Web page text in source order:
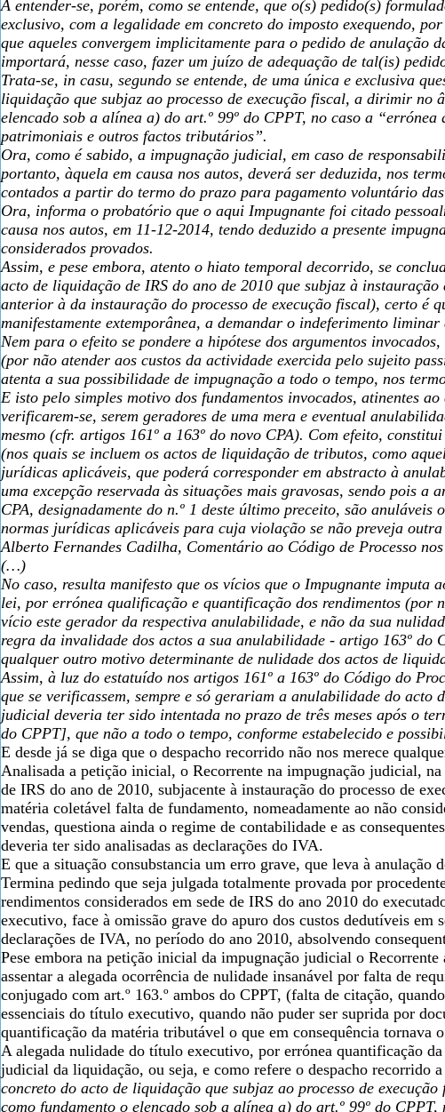
A entender-se, porém, como se entende, que o(s) pedido(s)
exclusivo, com a legalidade em concreto do imposto exequendo,
que aqueles convergem implicitamente para o pedido de anulação
importará, nesse caso, fazer um juízo de adequação de tal(is)
Trata-se, in casu, segundo se entende, de uma única e exclusiva
liquidação que subjaz ao processo de execução fiscal, a dirimir no
elencado sob a alínea a) do art.º 99º do CPPT, no caso a
patrimoniais e outros factos tributários”.
Ora, como é sabido, a impugnação judicial, em caso de
portanto, àquela em causa nos autos, deverá ser deduzida, nos
contados a partir do termo do prazo para pagamento voluntário
Ora, informa o probatório que o aqui Impugnante foi citado
causa nos autos, em 11-12-2014, tendo deduzido a presente
considerados provados.
Assim, e pese embora, atento o hiato temporal decorrido, se
acto de liquidação de IRS do ano de 2010 que subjaz à
anterior à da instauração do processo de execução fiscal), certo é
manifestamente extemporânea, a demandar o indeferimento
Nem para o efeito se pondere a hipótese dos argumentos
(por não atender aos custos da actividade exercida pelo sujeito
atenta a sua possibilidade de impugnação a todo o tempo, nos
E isto pelo simples motivo dos fundamentos invocados, atinentes
verificarem-se, serem geradores de uma mera e eventual
mesmo (cfr. artigos 161º a 163º do novo CPA). Com efeito,
(nos quais se incluem os actos de liquidação de tributos, como
jurídicas aplicáveis, que poderá corresponder em abstracto à
uma excepção reservada às situações mais gravosas, sendo pois
CPA, designadamente do n.º 1 deste último preceito, são
normas jurídicas aplicáveis para cuja violação se não preveja
Alberto Fernandes Cadilha, Comentário ao Código de Processo
(…)
No caso, resulta manifesto que os vícios que o Impugnante imputa
lei, por errónea qualificação e quantificação dos rendimentos (por
vício este gerador da respectiva anulabilidade, e não da sua
regra da invalidade dos actos a sua anulabilidade - artigo 163º do
qualquer outro motivo determinante de nulidade dos actos de
Assim, à luz do estatuído nos artigos 161º a 163º do Código do
que se verificassem, sempre e só gerariam a anulabilidade do
judicial deveria ter sido intentada no prazo de três meses após o
do CPPT], que não a todo o tempo, conforme estabelecido e
E desde já se diga que o despacho recorrido não nos merece
Analisada a petição inicial, o Recorrente na impugnação judicial,
de IRS do ano de 2010, subjacente à instauração do processo de
matéria coletável falta de fundamento, nomeadamente ao não
vendas, questiona ainda o regime de contabilidade e as
deveria ter sido analisadas as declarações do IVA.
E que a situação consubstancia um erro grave, que leva à
Termina pedindo que seja julgada totalmente provada por
rendimentos considerados em sede de IRS do ano 2010 do
executivo, face à omissão grave do apuro dos custos dedutíveis
declarações de IVA, no período do ano 2010, absolvendo
Pese embora na petição inicial da impugnação judicial o
assentar a alegada ocorrência de nulidade insanável por falta de
conjugado com art.º 163.º ambos do CPPT, (falta de citação,
essenciais do título executivo, quando não puder ser suprida por
quantificação da matéria tributável o que em consequência
A alegada nulidade do título executivo, por errónea quantificação
judicial da liquidação, ou seja, e como refere o despacho recorrido a
concreto do acto de liquidação que subjaz ao processo de
como fundamento o elencado sob a alínea a) do art.º 99º do